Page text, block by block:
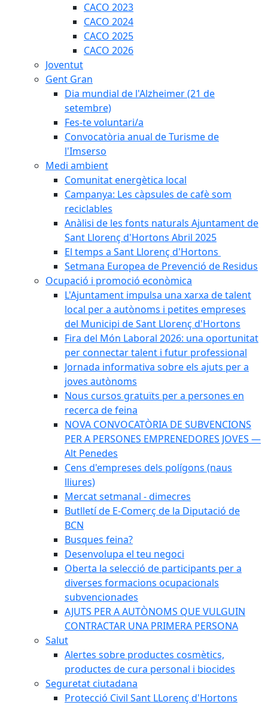
CACO 2023
CACO 2024
CACO 2025
CACO 2026
Joventut
Gent Gran
Dia mundial de l'Alzheimer (21 de
setembre)
Fes-te voluntari/a
Convocatòria anual de Turisme de
l'Imserso
Medi ambient
Comunitat energètica local
Campanya: Les càpsules de cafè som
reciclables
Anàlisi de les fonts naturals Ajuntament de
Sant Llorenç d'Hortons Abril 2025
El temps a Sant Llorenç d'Hortons
Setmana Europea de Prevenció de Residus
Ocupació i promoció econòmica
L'Ajuntament impulsa una xarxa de talent
local per a autònoms i petites empreses
del Municipi de Sant Llorenç d'Hortons
Fira del Món Laboral 2026: una oportunitat
per connectar talent i futur professional
Jornada informativa sobre els ajuts per a
joves autònoms
Nous cursos gratuïts per a persones en
recerca de feina
NOVA CONVOCATÒRIA DE SUBVENCIONS
PER A PERSONES EMPRENEDORES JOVES —
Alt Penedes
Cens d'empreses dels polígons (naus
lliures)
Mercat setmanal - dimecres
Butlletí de E-Comerç de la Diputació de
BCN
Busques feina?
Desenvolupa el teu negoci
Oberta la selecció de participants per a
diverses formacions ocupacionals
subvencionades
AJUTS PER A AUTÒNOMS QUE VULGUIN
CONTRACTAR UNA PRIMERA PERSONA
Salut
Alertes sobre productes cosmètics,
productes de cura personal i biocides
Seguretat ciutadana
Protecció Civil Sant LLorenç d'Hortons